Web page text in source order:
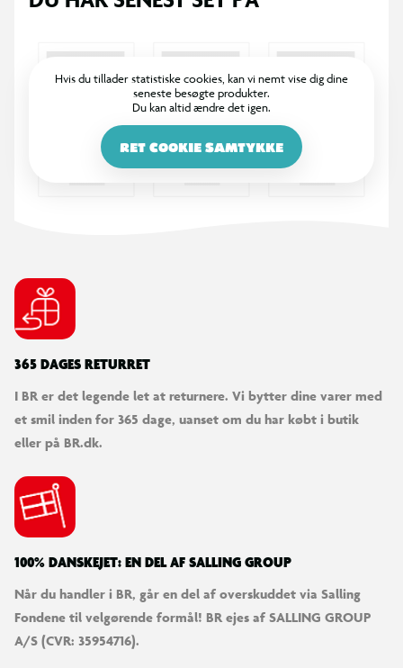
Emballagestørrelse: 133x38x64cm PN
Vægt: 30 kg
EAN: 5713570003290
Godkendelse: EN71
Hvis du tillader statistiske cookies, kan vi nemt vise dig dine
seneste besøgte produkter.
Du kan altid ændre det igen.
RET COOKIE SAMTYKKE
365 DAGES RETURRET
I BR er det legende let at returnere. Vi bytter dine varer med
et smil inden for 365 dage, uanset om du har købt i butik
eller på BR.dk.
100% DANSKEJET: EN DEL AF SALLING GROUP
Når du handler i BR, går en del af overskuddet via Salling
Fondene til velgørende formål! BR ejes af SALLING GROUP
A/S (CVR: 35954716).